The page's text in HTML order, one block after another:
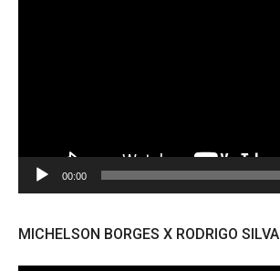
00:00
MICHELSON BORGES X RODRIGO SILVA